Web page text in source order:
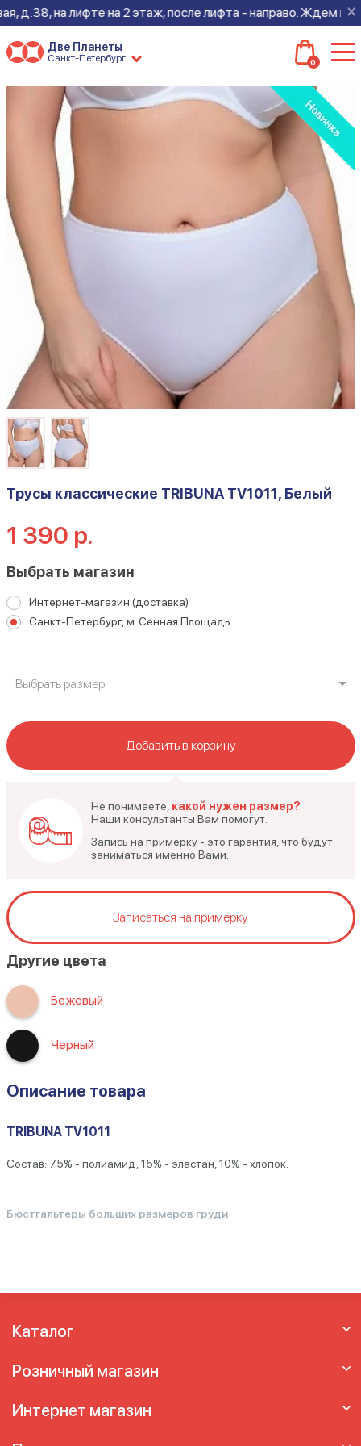
×
на лифте на 2 этаж, после лифта - направо. Ждем всех
Две Планеты
Санкт-Петербург 0
Трусы классические TRIBUNA TV1011, Белый
1 390 р.
Выбрать магазин
Интернет-магазин (доставка)
Санкт-Петербург, м. Сенная Площадь
Выбрать размер
Добавить в корзину
Не понимаете, какой нужен размер?
Наши консультанты Вам помогут.
Запись на примерку - это гарантия, что будут
заниматься именно Вами.
Записаться на примерку
Другие цвета
Бежевый
Черный
Описание товара
TRIBUNA TV1011
Состав: 75% - полиамид, 15% - эластан, 10% - хлопок.
Бюстгальтеры больших размеров груди
Каталог
Розничный магазин
Интернет магазин